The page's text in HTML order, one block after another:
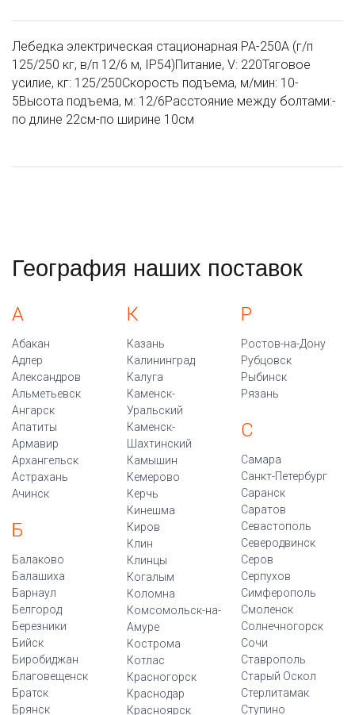
Лебедка электрическая стационарная РА-250А (г/п
125/250 кг, в/п 12/6 м, IP54)Питание, V: 220Тяговое
усилие, кг: 125/250Скорость подъема, м/мин: 10-
5Высота подъема, м: 12/6Расстояние между болтами:-
по длине 22см-по ширине 10см
География наших поставок
А
Абакан
Адлер
Александров
Альметьевск
Ангарск
Апатиты
Армавир
Архангельск
Астрахань
Ачинск
Б
Балаково
Балашиха
Барнаул
Белгород
Березники
Бийск
Биробиджан
Благовещенск
Братск
Брянск
К
Казань
Калининград
Калуга
Каменск-
Уральский
Каменск-
Шахтинский
Камышин
Кемерово
Керчь
Кинешма
Киров
Клин
Клинцы
Когалым
Коломна
Комсомольск-на-
Амуре
Кострома
Котлас
Красногорск
Краснодар
Красноярск
Р
Ростов-на-Дону
Рубцовск
Рыбинск
Рязань
С
Самара
Санкт-Петербург
Саранск
Саратов
Севастополь
Северодвинск
Серов
Серпухов
Симферополь
Смоленск
Солнечногорск
Сочи
Ставрополь
Старый Оскол
Стерлитамак
Ступино